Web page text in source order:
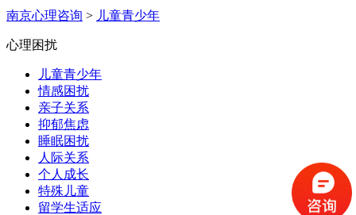
南京心理咨询 > 儿童青少年
心理困扰
儿童青少年
情感困扰
亲子关系
抑郁焦虑
睡眠困扰
人际关系
个人成长
特殊儿童
留学生适应